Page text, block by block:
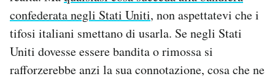
confederata negli Stati Uniti, non aspettatevi che i
tifosi italiani smettano di usarla. Se negli Stati
Uniti dovesse essere bandita o rimossa si
rafforzerebbe anzi la sua connotazione, cosa che ne